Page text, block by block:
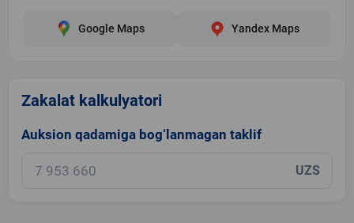
Google Maps Yandex Maps
Zakalat kalkulyatori
Auksion qadamiga bog‘lanmagan taklif
UZS